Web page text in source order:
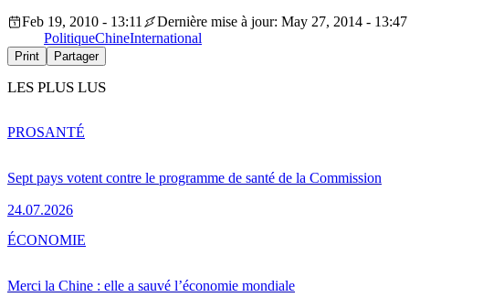
Feb 19, 2010 - 13:11
Dernière mise à jour: May 27, 2014 - 13:47
PolitiqueChineInternational
Print Partager
LES PLUS LUS
Sept pays votent contre le programme de santé de la Commission
24.07.2026
PROSANTÉ
Merci la Chine : elle a sauvé l’économie mondiale
ÉCONOMIE